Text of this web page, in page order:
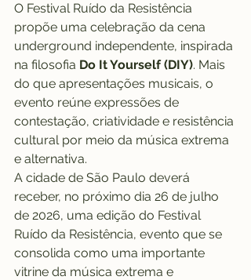
O Festival Ruído da Resistência
propõe uma celebração da cena
underground independente, inspirada
na filosofia Do It Yourself (DIY). Mais
do que apresentações musicais, o
evento reúne expressões de
contestação, criatividade e resistência
cultural por meio da música extrema
e alternativa.
A cidade de São Paulo deverá
receber, no próximo dia 26 de julho
de 2026, uma edição do Festival
Ruído da Resistência, evento que se
consolida como uma importante
vitrine da música extrema e